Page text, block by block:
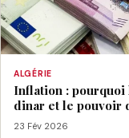
ALGÉRIE
Inflation : pourquoi
dinar et le pouvoir
23 Fév 2026